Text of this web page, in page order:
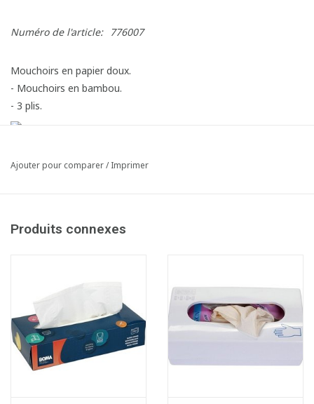
Numéro de l'article: 776007
Mouchoirs en papier doux.
- Mouchoirs en bambou.
- 3 plis.
Ajouter pour comparer/Imprimer
Produits connexes